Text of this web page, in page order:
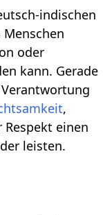
indischen
oder
kann. Gerade
,
einen
leisten.